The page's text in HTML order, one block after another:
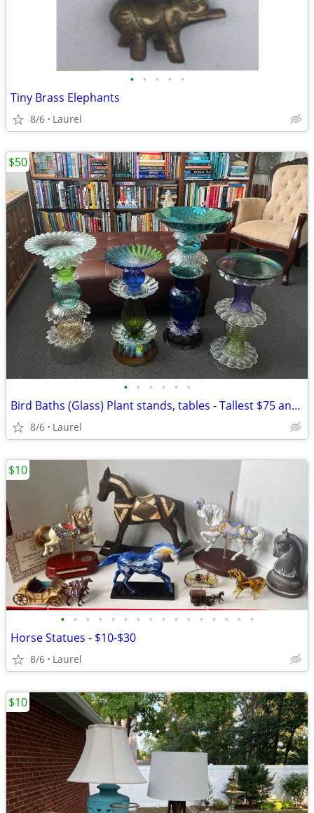
• • • • •
Tiny Brass Elephants
8/6 Laurel
• • • • • •
Bird Baths (Glass) Plant stands, tables - Tallest $75 and other $50
8/6 Laurel
$50
• • • • • • • • • • • • • • • •
Horse Statues - $10-$30
8/6 Laurel
$10
$10